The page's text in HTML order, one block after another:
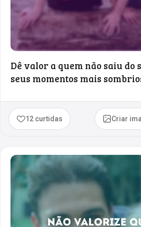
Dê valor a quem não saiu do
seus momentos mais
12 curtidas Criar